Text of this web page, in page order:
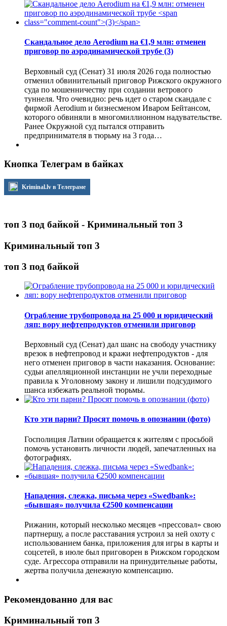
Скандальное дело Aerodium на €1,9 млн: отменен
приговор по аэродинамической трубе (3)
Верховный суд (Сенат) 31 июля 2026 года полностью
отменил обвинительный приговор Рижского окружного
суда по мошенничеству при создании ветрового
туннеля. Что очевидно: речь идет о старом скандале с
фирмой Aerodium и бизнесменом Иваром Бейтансом,
которого обвиняли в многомиллионном надувательстве.
Ранее Окружной суд пытался отправить
предпринимателя в тюрьму на 3 года…
Кнопка Телеграм в байках
Kriminal.lv в Телеграме
топ 3 под байкой - Криминальный топ 3
Криминальный топ 3
топ 3 под байкой
Ограбление трубопровода на 25 000 и юридический
ляп: вору нефтепродуктов отменили приговор
Верховный суд (Сенат) дал шанс на свободу участнику
врезок в нефтепровод и кражи нефтепродуктов - для
него отменен приговор в части наказания. Основание:
судьи апелляционной инстанции не учли переходные
правила к Уголовному закону и лишили подсудимого
шанса избежать реальной тюрьмы.
Кто эти парни? Просят помочь в опознании (фото)
Госполиция Латвии обращается к жителям с просьбой
помочь установить личности людей, запечатленных на
фотографиях.
Нападения, слежка, письма через «Swedbank»:
«бывшая» получила €2500 компенсации
Рижанин, который несколько месяцев «прессовал» свою
партнершу, а после расставания устроил за ней охоту с
использованием банка, приложения для игры в карты и
соцсетей, в июле был приговорен в Рижском городском
суде. Агрессора отправили на принудительные работы,
жертва получила денежную компенсацию.
Рекомендованно для вас
Криминальный топ 3